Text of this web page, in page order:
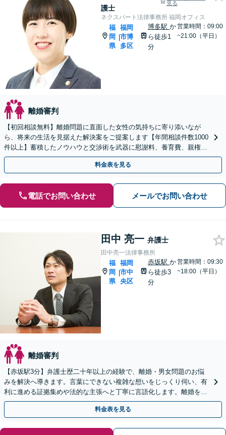
護士
見る
ネクスパート法律事務所 福岡オフィス
福
岡
県
|
福岡
市博
多区
博多駅 か
ら徒歩1
分
営業時間：09:00
~21:00（平日）
離婚審判
【初回相談無料】離婚問題に直面した女性の気持ちに寄り添いなが
ら、将来の生活を見据えた解決案をご提案します【年間相談件数1000
件以上】蓄積したノウハウと交渉術を武器に慰謝料、養育費、親権な
どの獲得を目指します【夜間・休日面談可】
料金表を見る
電話でお問い合わせ メールでお問い合わせ
田中 亮一 弁護士
田中亮一法律事務所
福
岡
県
|
福岡
市中
央区
赤坂駅 か
ら徒歩3
分
営業時間：09:30
~18:00（平日）
離婚審判
【赤坂駅3分】弁護士歴二十年以上の経験で、離婚・男女問題のお悩
みを解決へ導きます。言葉にできない複雑な想いをじっくり伺い、有
利に進める証拠集めや法的な主張へと丁寧に言語化します。離婚をす
べきか悩んでいる段階でもご相談ください【初回相談無料】
料金表を見る